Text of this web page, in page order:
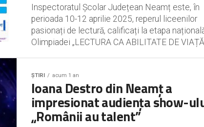
Inspectoratul Școlar Județean Neamț este, în
perioada 10-12 aprilie 2025, reperul liceenilor
pasionați de lectură, calificați la etapa
Olimpiadei „LECTURA CA ABILITATE DE
ȘTIRI acum 1 an
Ioana Destro din Neamț a
impresionat audiența show-
„Românii au talent”